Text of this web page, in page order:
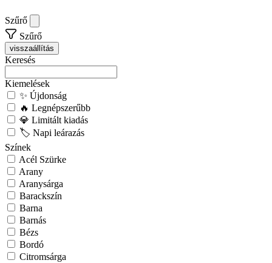
Szűrő
Szűrő
visszaállítás
Keresés
Kiemelések
✨ Újdonság
🔥 Legnépszerűbb
💎 Limitált kiadás
🏷️ Napi leárazás
Színek
Acél Szürke
Arany
Aranysárga
Barackszín
Barna
Barnás
Bézs
Bordó
Citromsárga